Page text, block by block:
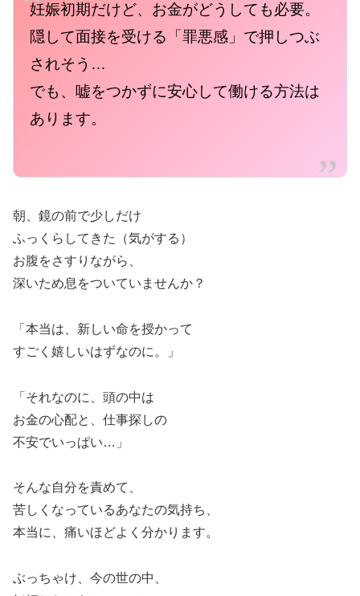
妊娠初期だけど、お金がどうしても必要。
隠して面接を受ける「罪悪感」で押しつぶ
されそう…
でも、嘘をつかずに安心して働ける方法は
あります。
朝、鏡の前で少しだけ
ふっくらしてきた（気がする）
お腹をさすりながら、
深いため息をついていませんか？
「本当は、新しい命を授かって
すごく嬉しいはずなのに。」
「それなのに、頭の中は
お金の心配と、仕事探しの
不安でいっぱい…」
そんな自分を責めて、
苦しくなっているあなたの気持ち、
本当に、痛いほどよく分かります。
ぶっちゃけ、今の世の中、